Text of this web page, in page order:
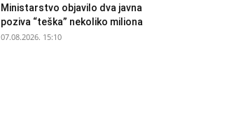
Ministarstvo objavilo dva javna
poziva “teška” nekoliko miliona
07.08.2026. 15:10